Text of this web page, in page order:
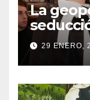
La
como el
mundo
29 ENERO,